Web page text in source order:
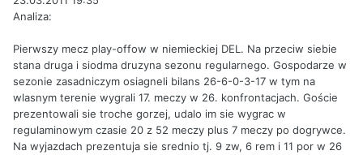
Analiza:
Pierwszy mecz play-offow w niemieckiej DEL. Na przeciw siebie
stana druga i siodma druzyna sezonu regularnego. Gospodarze w
sezonie zasadniczym osiagneli bilans 26-6-0-3-17 w tym na
wlasnym terenie wygrali 17. meczy w 26. konfrontacjach. Goście
prezentowali sie troche gorzej, udalo im sie wygrac w
regulaminowym czasie 20 z 52 meczy plus 7 meczy po dogrywce.
Na wyjazdach prezentuja sie srednio tj. 9 zw, 6 rem i 11 por w 26